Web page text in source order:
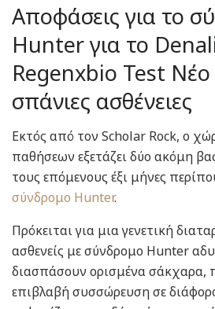
Αποφάσεις για το
Hunter για το
Regenxbio Test Νέο
σπάνιες ασθένειες
Εκτός από τον Scholar Rock, ο
παθήσεων εξετάζει δύο ακόμη
τους επόμενους έξι μήνες
σύνδρομο Hunter.
Πρόκειται για μια γενετική
ασθενείς με σύνδρομο Hunter
διασπάσουν ορισμένα σάκχαρα,
επιβλαβή συσσώρευση σε